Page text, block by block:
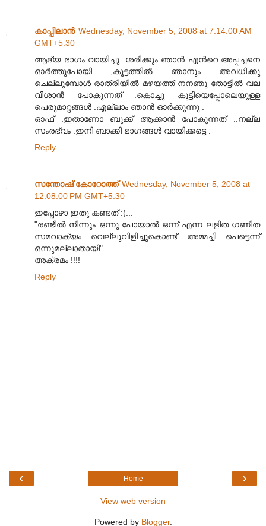
കാപ്പിലാന്‍ Wednesday, November 5, 2008 at 7:14:00 AM
GMT+5:30
ആദ്യ ഭാഗം വായിച്ചു .ശരിക്കും ഞാന്‍ എന്‍റെ അപ്പച്ചനെ
ഓര്‍ത്തുപോയി ,കൂട്ടത്തില്‍ ഞാനും അവധിക്കു
ചെല്ലുമ്പോള്‍ രാത്രിയില്‍ മഴയത്ത് നനഞു തോട്ടില്‍ വല
വീശാന്‍ പോകുന്നത് .കൊച്ചു കുട്ടിയെപ്പോലെയുള്ള
പെരുമാറ്റങ്ങള്‍ .എല്ലാം ഞാന്‍ ഓര്‍ക്കുന്നു .
ഓഫ് .ഇതാണോ ബുക്ക് ആക്കാന്‍ പോകുന്നത് ..നല്ല
സംരഭ്വം .ഇനി ബാക്കി ഭാഗങ്ങള്‍ വായിക്കട്ടെ .
Reply
സന്തോഷ്‌ കോറോത്ത് Wednesday, November 5, 2008 at
12:08:00 PM GMT+5:30
ഇപ്പോഴാ ഇതു കണ്ടത് :(...
"രണ്ടീല്‍ നിന്നും ഒന്നു പോയാല്‍ ഒന്ന് എന്ന ലളിത ഗണിത
സമവാക്യം വെല്ലുവിളിച്ചുകൊണ്ട് അമ്മച്ചി പെട്ടെന്ന്
ഒന്നുമല്ലാതായി"
അക്രമം !!!!
Reply
‹ ›
Home
View web version
Powered by Blogger.